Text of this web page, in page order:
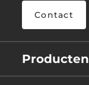
Contact
Producten